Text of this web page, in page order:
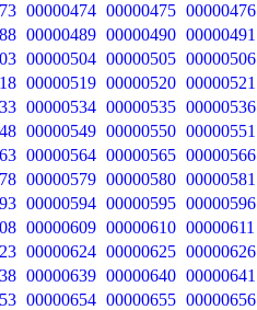
00000474 00000475 00000476
00000489 00000490 00000491
00000504 00000505 00000506
00000519 00000520 00000521
00000534 00000535 00000536
00000549 00000550 00000551
00000564 00000565 00000566
00000579 00000580 00000581
00000594 00000595 00000596
00000609 00000610 00000611
00000624 00000625 00000626
00000639 00000640 00000641
00000654 00000655 00000656